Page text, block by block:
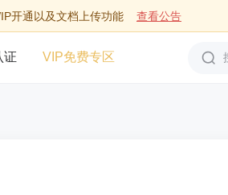
开通以及文档上传功能 查看公告
证 VIP免费专区